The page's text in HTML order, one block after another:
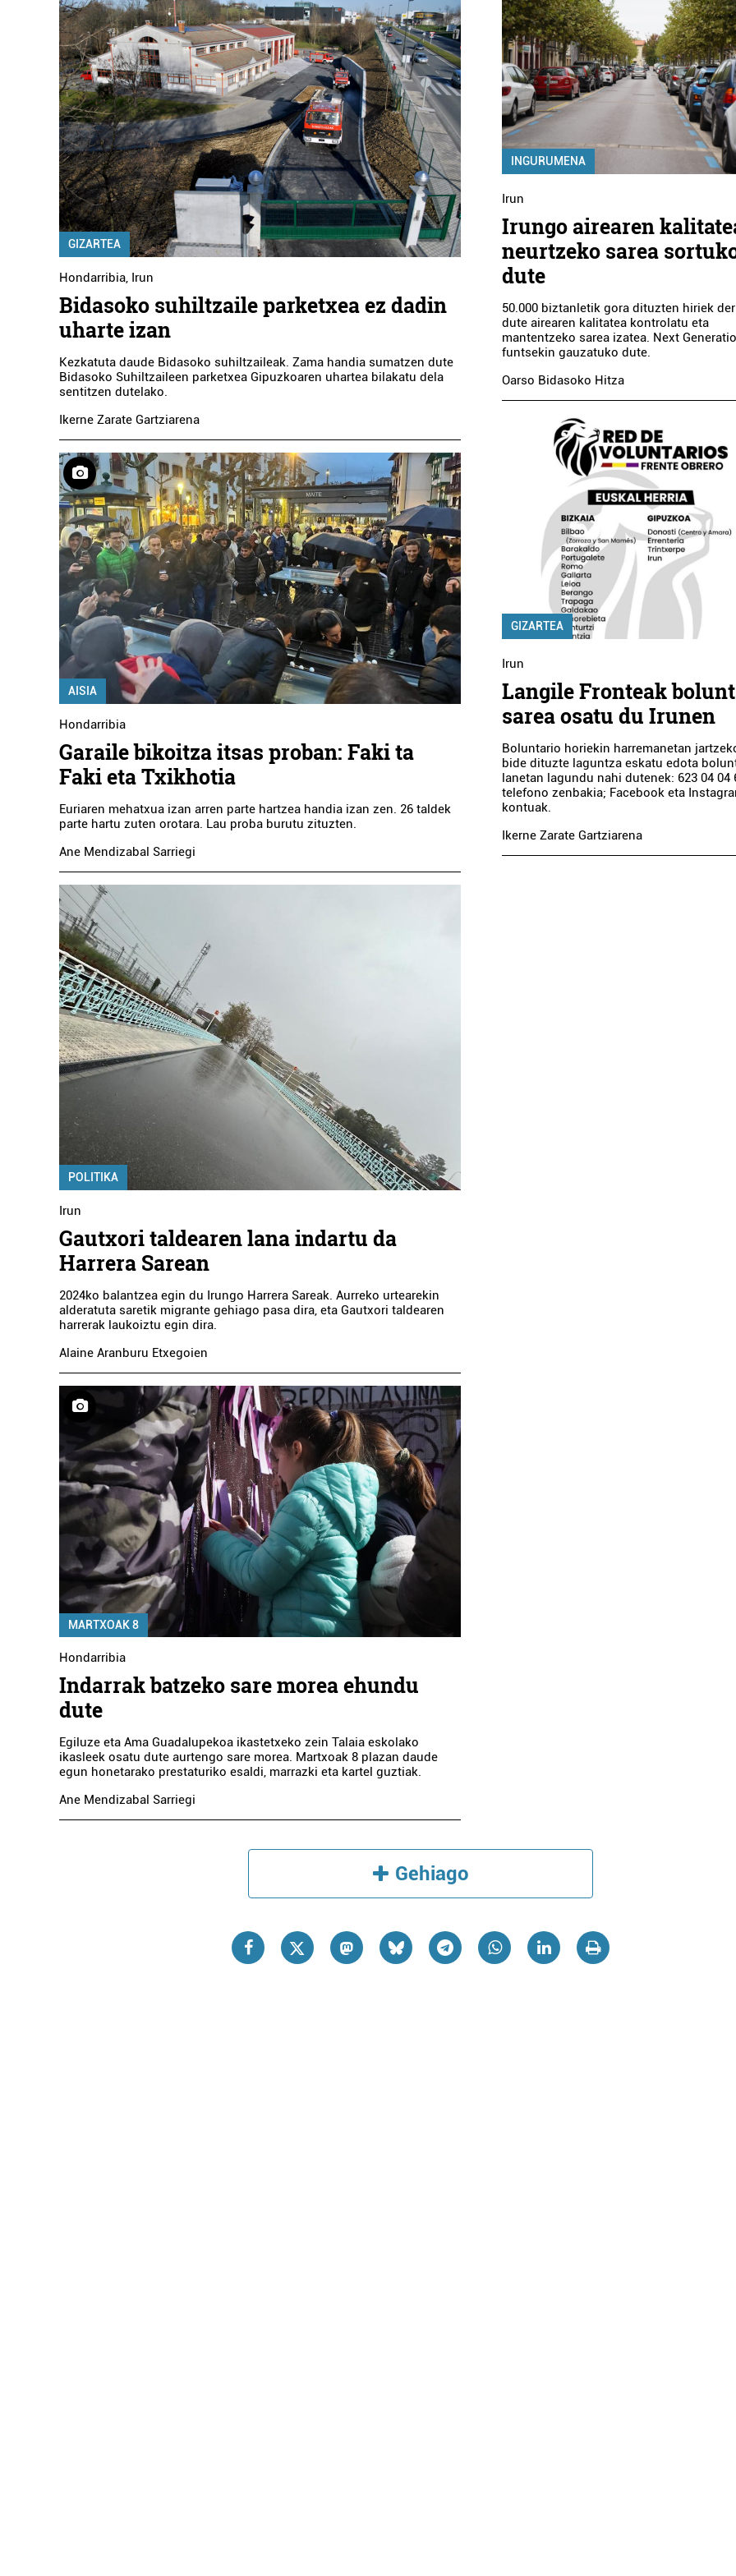
GIZARTEA
Hondarribia, Irun
Bidasoko suhiltzaile parketxea ez dadin
uharte izan
Kezkatuta daude Bidasoko suhiltzaileak. Zama handia sumatzen dute
Bidasoko Suhiltzaileen parketxea Gipuzkoaren uhartea bilakatu dela
sentitzen dutelako.
Ikerne Zarate Gartziarena
AISIA
Hondarribia
Garaile bikoitza itsas proban: Faki ta
Faki eta Txikhotia
Euriaren mehatxua izan arren parte hartzea handia izan zen. 26 taldek
parte hartu zuten orotara. Lau proba burutu zituzten.
Ane Mendizabal Sarriegi
POLITIKA
Irun
Gautxori taldearen lana indartu da
Harrera Sarean
2024ko balantzea egin du Irungo Harrera Sareak. Aurreko urtearekin
alderatuta saretik migrante gehiago pasa dira, eta Gautxori taldearen
harrerak laukoiztu egin dira.
Alaine Aranburu Etxegoien
MARTXOAK 8
Hondarribia
Indarrak batzeko sare morea ehundu
dute
Egiluze eta Ama Guadalupekoa ikastetxeko zein Talaia eskolako
ikasleek osatu dute aurtengo sare morea. Martxoak 8 plazan daude
egun honetarako prestaturiko esaldi, marrazki eta kartel guztiak.
Ane Mendizabal Sarriegi
INGURUMENA
Irun
Irungo airearen
neurtzeko sarea
dute
50.000 biztanletik gora dituzten hiriek
dute airearen kalitatea kontrolatu eta
mantentzeko sarea izatea. Next
funtsekin gauzatuko dute.
Oarso Bidasoko Hitza
GIZARTEA
Irun
Langile Fronteak
sarea osatu du Irunen
Boluntario horiekin harremanetan
bide dituzte laguntza eskatu edota
lanetan lagundu nahi dutenek: 623 04 04
telefono zenbakia; Facebook eta
kontuak.
Ikerne Zarate Gartziarena
Gehiago